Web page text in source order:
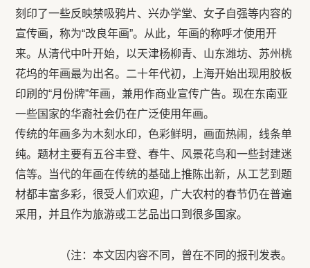
刻印了一些反映禁吸鸦片、兴办学堂、女子自强等内容的
宣传画，称为“改良年画”。从此，年画的称呼才使用开
来。从清代中叶开始，以天津杨柳青、山东潍坊、苏州桃
花坞的年画最为出名。二十年代初，上海开始出现用胶板
印刷的“月份牌”年画，兼用作商业宣传广告。现在东南亚
一些国家的华裔社会仍在广泛使用年画。
传统的年画多为木刻水印，色彩鲜明，画面热闹，线条单
纯。题材主要有五谷丰登、春牛、风景花鸟和一些封建迷
信等。当代的年画在传统的基础上推陈出新，从工艺到题
材都丰富多彩，很受人们欢迎，广大农村的春节仍在普遍
采用，并且作为旅游或工艺品出口到很多国家。
（注：本文因内容不同，曾在不同的报刊发表。